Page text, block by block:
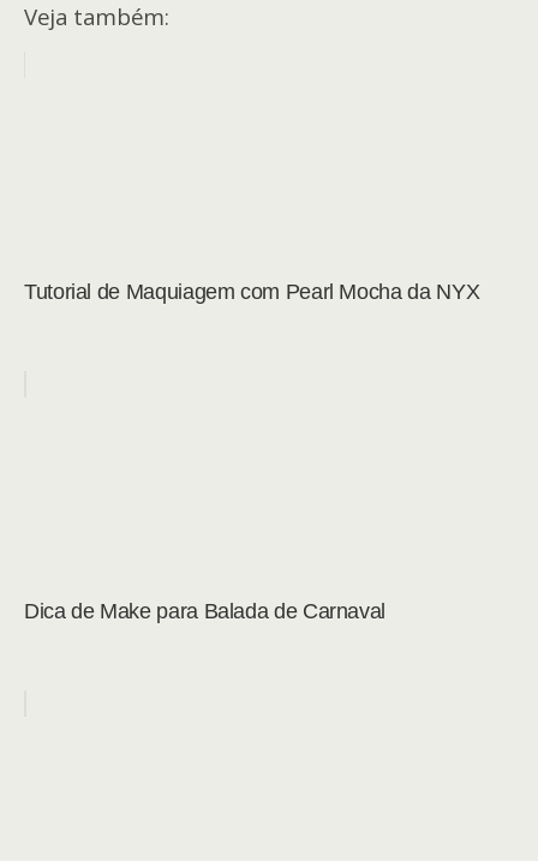
Veja também:
Tutorial de Maquiagem com Pearl Mocha da NYX
Dica de Make para Balada de Carnaval